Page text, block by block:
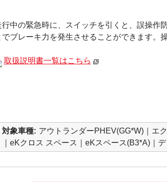
行中の緊急時に、スイッチを引くと、誤操作
でブレーキ力を発生させることができます。
取扱説明書一覧はこちら
対象車種
アウトランダーPHEV(GG*W)｜エ
｜eKクロス スペース｜eKスペース(B3*A)｜